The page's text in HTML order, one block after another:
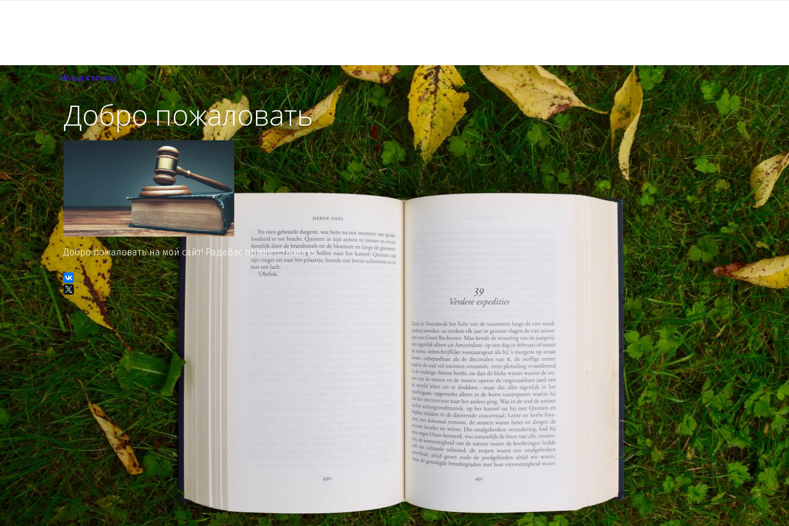
Назад к списку
Добро пожаловать
Добро пожаловать на мой сайт! РадаВас приветствовать.